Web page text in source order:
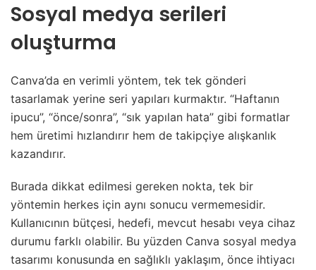
Sosyal medya serileri
oluşturma
Canva’da en verimli yöntem, tek tek gönderi
tasarlamak yerine seri yapıları kurmaktır. “Haftanın
ipucu”, “önce/sonra”, “sık yapılan hata” gibi formatlar
hem üretimi hızlandırır hem de takipçiye alışkanlık
kazandırır.
Burada dikkat edilmesi gereken nokta, tek bir
yöntemin herkes için aynı sonucu vermemesidir.
Kullanıcının bütçesi, hedefi, mevcut hesabı veya cihaz
durumu farklı olabilir. Bu yüzden Canva sosyal medya
tasarımı konusunda en sağlıklı yaklaşım, önce ihtiyacı